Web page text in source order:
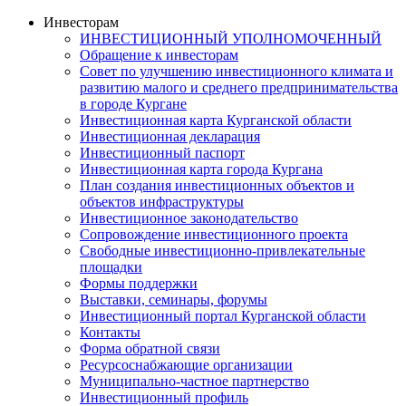
Инвесторам
ИНВЕСТИЦИОННЫЙ УПОЛНОМОЧЕННЫЙ
Обращение к инвесторам
Совет по улучшению инвестиционного климата и
развитию малого и среднего предпринимательства
в городе Кургане
Инвестиционная карта Курганской области
Инвестиционная декларация
Инвестиционный паспорт
Инвестиционная карта города Кургана
План создания инвестиционных объектов и
объектов инфраструктуры
Инвестиционное законодательство
Сопровождение инвестиционного проекта
Свободные инвестиционно-привлекательные
площадки
Формы поддержки
Выставки, семинары, форумы
Инвестиционный портал Курганской области
Контакты
Форма обратной связи
Ресурсоснабжающие организации
Муниципально-частное партнерство
Инвестиционный профиль